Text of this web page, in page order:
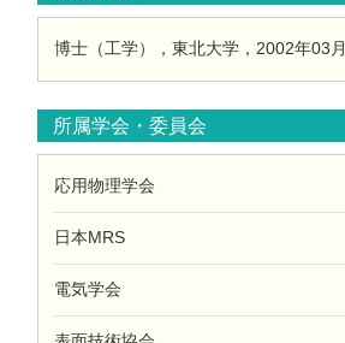
博士（工学），東北大学，2002年03月
所属学会・委員会
応用物理学会
日本MRS
電気学会